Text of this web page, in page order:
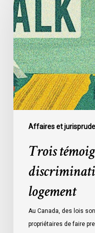
Affaires et
de
discrimination
en
matière
de
logement
Trois
logement
Au Canada, des lois
propriétaires de faire